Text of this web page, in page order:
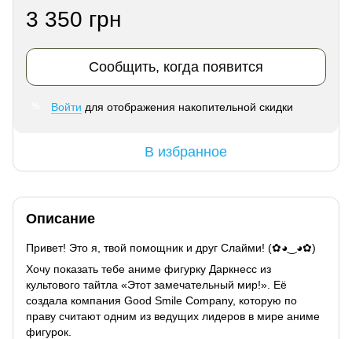
3 350 грн
Сообщить, когда появится
Войти для отображения накопительной скидки
В избранное
Описание
Привет! Это я, твой помощник и друг Слайми! (✿◕‿◕✿)
Хочу показать тебе аниме фигурку Даркнесс из
культового тайтла «Этот замечательный мир!». Её
создала компания Good Smile Company, которую по
праву считают одним из ведущих лидеров в мире аниме
фигурок.